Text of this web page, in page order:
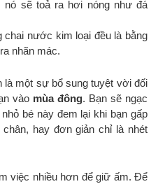
nó sẽ toả ra hơi nóng như đá
chai nước kim loại đều là bằng
nhãn mác.
là một sự bổ sung tuyệt vời đối
vào mùa đông. Bạn sẽ ngạc
bé này đem lại khi bạn gấp
hay đơn giản chỉ là nhét
việc nhiều hơn để giữ ấm. Để